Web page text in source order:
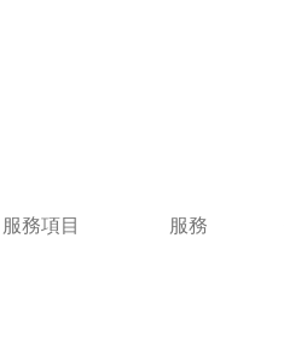
服務項目 服務